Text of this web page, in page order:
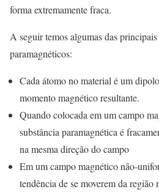
forma extremamente fraca.
A seguir temos algumas das
paramagnéticos:
Cada átomo no material é um
momento magnético resultante.
Quando colocada em um campo
substância paramagnética é
na mesma direção do campo
Em um campo magnético não-
tendência de se moverem da região